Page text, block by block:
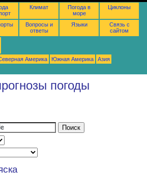
Климат
Погода в
море
Циклоны
Вопросы и
ответы
Языки
Связь с
сайтом
Америка Южная Америка
Азия
погоды